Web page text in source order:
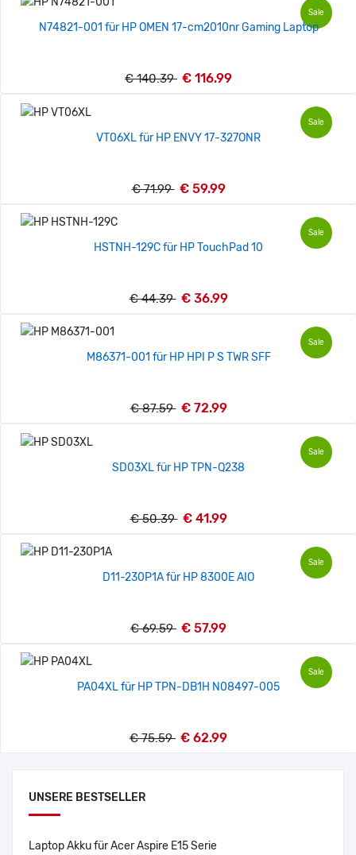
UNSERE BESTSELLER
Laptop Akku für Acer Aspire E15 Serie
Sale
N74821-001 für HP OMEN 17-cm2010nr Gaming Laptop
€ 140.39 € 116.99
Sale
VT06XL für HP ENVY 17-327ONR
€ 71.99 € 59.99
Sale
HSTNH-129C für HP TouchPad 10
€ 44.39 € 36.99
Sale
M86371-001 für HP HPI P S TWR SFF
€ 87.59 € 72.99
Sale
SD03XL für HP TPN-Q238
€ 50.39 € 41.99
Sale
D11-230P1A für HP 8300E AIO
€ 69.59 € 57.99
Sale
PA04XL für HP TPN-DB1H N08497-005
€ 75.59 € 62.99